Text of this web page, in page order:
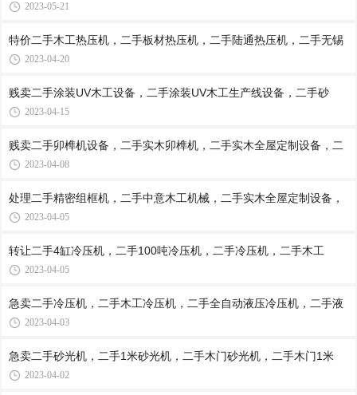
2023-05-21
特价二手木工热压机，二手板材热压机，二手陆通热压机，二手无锡
2023-04-20
贱卖二手涂装UV木工设备，二手涂装UV木工生产线设备，二手砂
2023-04-15
贱卖二手卯榫机设备，二手实木卯榫机，二手实木全屋定制设备，二
2023-04-08
处理二手精密组框机，二手中意木工机械，二手实木全屋定制设备，
2023-04-05
转让二手4缸冷压机，二手100吨冷压机，二手冷压机，二手木工
2023-04-05
急卖二手冷压机，二手木工冷压机，二手全自动液压冷压机，二手液
2023-04-03
急卖二手砂光机，二手1米砂光机，二手木门砂光机，二手木门1米
2023-04-02